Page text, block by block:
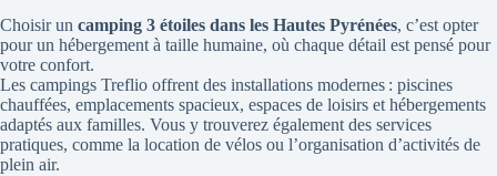
Choisir un camping 3 étoiles dans les Hautes Pyrénées, c’est opter
pour un hébergement à taille humaine, où chaque détail est pensé pour
votre confort.
Les campings Treflio offrent des installations modernes : piscines
chauffées, emplacements spacieux, espaces de loisirs et hébergements
adaptés aux familles. Vous y trouverez également des services
pratiques, comme la location de vélos ou l’organisation d’activités de
plein air.